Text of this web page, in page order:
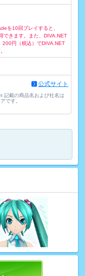
を10回プレイすると、
できます。また、DIVA.NET
200円（税込）でDIVA.NET
公式サイト
記載の商品名および社名は
です。